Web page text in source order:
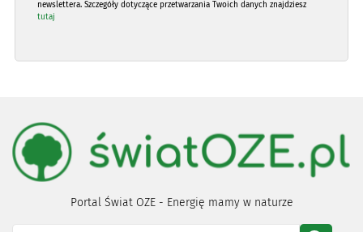
newslettera. Szczegóły dotyczące przetwarzania Twoich danych znajdziesz
tutaj
Portal Świat OZE - Energię mamy w naturze